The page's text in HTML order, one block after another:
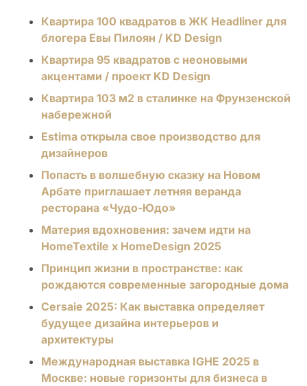
Квартира 100 квадратов в ЖК Headliner для
блогера Евы Пилоян / KD Design
Квартира 95 квадратов с неоновыми
акцентами / проект KD Design
Квартира 103 м2 в сталинке на Фрунзенской
набережной
Estima открыла свое производство для
дизайнеров
Попасть в волшебную сказку на Новом
Арбате приглашает летняя веранда
ресторана «Чудо-Юдо»
Материя вдохновения: зачем идти на
HomeTextile х HomeDesign 2025
Принцип жизни в пространстве: как
рождаются современные загородные дома
Cersaie 2025: Как выставка определяет
будущее дизайна интерьеров и
архитектуры
Международная выставка IGHE 2025 в
Москве: новые горизонты для бизнеса в